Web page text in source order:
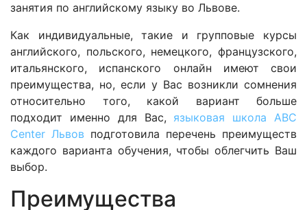
занятия по английскому языку во Львове.
Как индивидуальные, такие и групповые курсы
английского, польского, немецкого, французского,
итальянского, испанского онлайн имеют свои
преимущества, но, если у Вас возникли сомнения
относительно того, какой вариант больше
подходит именно для Вас, языковая школа ABC
Center Львов подготовила перечень преимуществ
каждого варианта обучения, чтобы облегчить Ваш
выбор.
Преимущества